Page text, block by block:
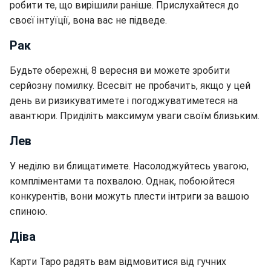
робити те, що вирішили раніше. Прислухайтеся до
своєї інтуїції, вона вас не підведе.
Рак
Будьте обережні, 8 вересня ви можете зробити
серйозну помилку. Всесвіт не пробачить, якщо у цей
день ви ризикуватимете і погоджуватиметеся на
авантюри. Приділіть максимум уваги своїм близьким.
Лев
У неділю ви блищатимете. Насолоджуйтесь увагою,
компліментами та похвалою. Однак, побоюйтеся
конкурентів, вони можуть плести інтриги за вашою
спиною.
Діва
Карти Таро радять вам відмовитися від гучних